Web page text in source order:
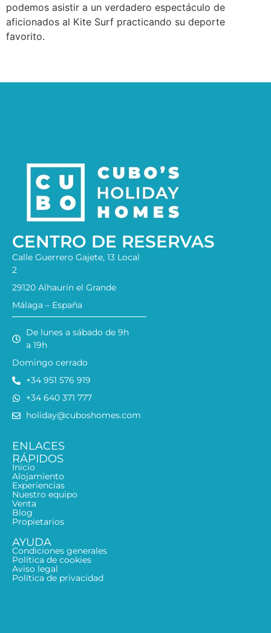
podemos asistir a un verdadero espectáculo de
aficionados al Kite Surf practicando su deporte
favorito.
CENTRO DE RESERVAS
Calle Guerrero Gajete, 13 Local
2
29120 Alhaurín el Grande
Málaga – España
De lunes a sábado de 9h
a 19h
Domingo cerrado
+34 951 576 919
+34 640 371 777
holiday@cuboshomes.com
ENLACES
RÁPIDOS
Inicio
Alojamiento
Experiencias
Nuestro equipo
Venta
Blog
Propietarios
AYUDA
Condiciones generales
Política de cookies
Aviso legal
Política de privacidad